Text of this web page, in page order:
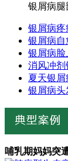
银屑病腿
银屑病疼
银屑病自
银屑病脸
消风冲剂
夏天银屑
银屑病头
哺乳期妈妈突